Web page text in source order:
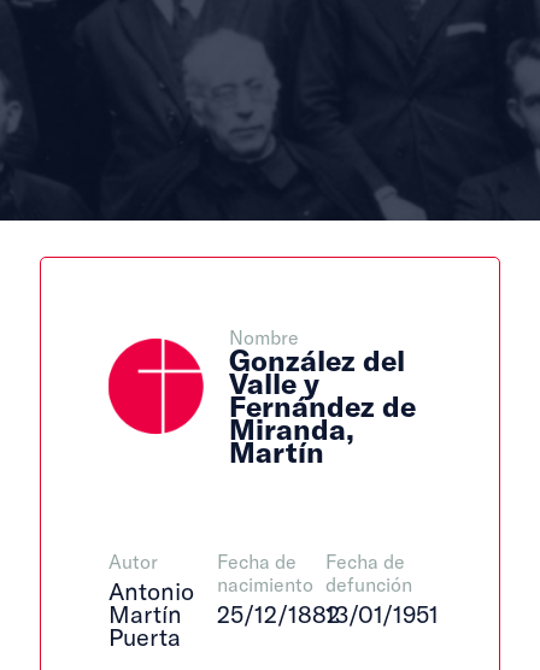
Nombre
González del
Valle y
Fernández de
Miranda,
Martín
Autor
Antonio
Martín
Puerta
Fecha de
nacimiento
25/12/1882
Fecha de
defunción
13/01/1951